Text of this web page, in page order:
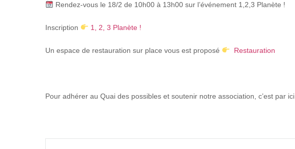
Rendez-vous le 18/2 de 10h00 à 13h00 sur l’événement 1,2,3 Planète !
Inscription 1, 2, 3 Planète !
Un espace de restauration sur place vous est proposé Restauration
Pour adhérer au Quai des possibles et soutenir notre association, c’est par ici